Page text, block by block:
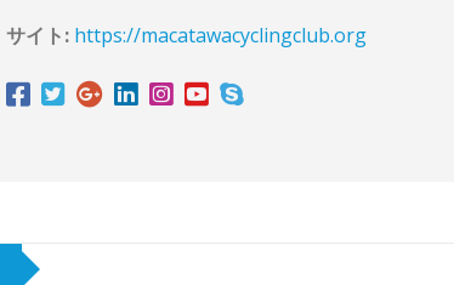
サイト: https://macatawacyclingclub.org